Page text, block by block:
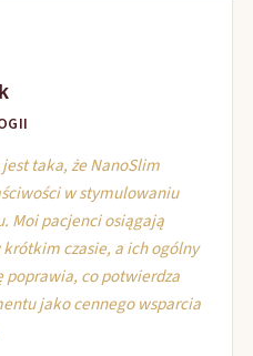
taka, że NanoSlim
w stymulowaniu
Moi pacjenci osiągają
czasie, a ich ogólny
poprawia, co potwierdza
jako cennego wsparcia